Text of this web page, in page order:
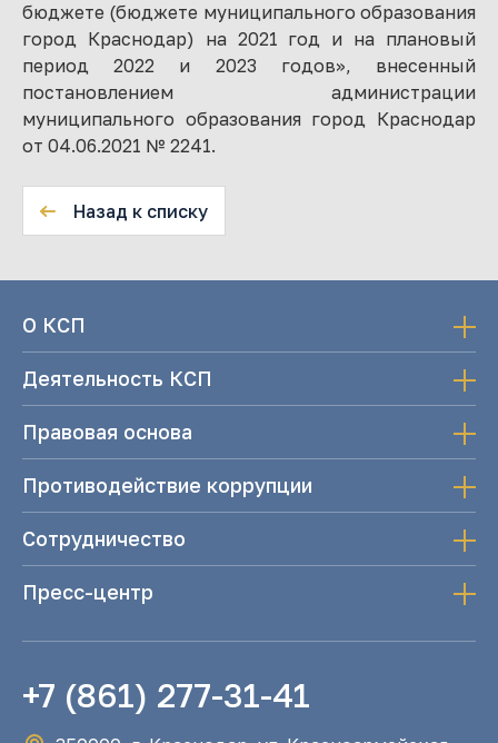
бюджете (бюджете муниципального образования
город Краснодар) на 2021 год и на плановый
период 2022 и 2023 годов», внесенный
постановлением администрации
муниципального образования город Краснодар
от 04.06.2021 № 2241.
Назад к списку
О КСП
Деятельность КСП
Правовая основа
Противодействие коррупции
Сотрудничество
Пресс-центр
+7 (861) 277-31-41